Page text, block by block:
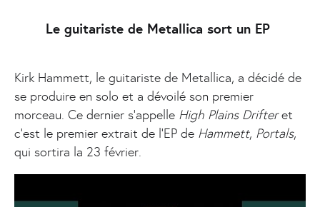
Le guitariste de Metallica sort un EP
Kirk Hammett, le guitariste de Metallica, a décidé de
se produire en solo et a dévoilé son premier
morceau. Ce dernier s’appelle High Plains Drifteret
c’est le premier extrait de l’EP de Hammett, Portals,
qui sortira la 23 février.